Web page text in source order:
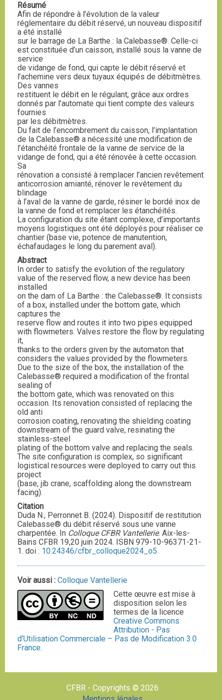
Résumé
Afin de répondre à l’évolution de la valeur
réglementaire du débit réservé, un nouveau dispositif
a été installé
sur le barrage de La Barthe : la Calebasse®. Celle-ci
est constituée d’un caisson, installé sous la vanne de
service
de vidange de fond, qui capte le débit réservé et
l’achemine vers deux tuyaux équipés de débitmètres.
Des vannes
restituent le débit en le régulant, grâce aux ordres
donnés par l’automate qui tient compte des valeurs
fournies
par les débitmètres.
Du fait de l’encombrement du caisson, l’implantation
de la Calebasse® a nécessité une modification de
l’étanchéité frontale de la vanne de service de la
vidange de fond, qui a été rénovée à cette occasion.
Sa
rénovation a consisté à remplacer l’ancien revêtement
anticorrosion amianté, rénover le revêtement du
blindage
à l’aval de la vanne de garde, résiner le bordé inox de
la vanne de fond et remplacer les étanchéités.
La configuration du site étant complexe, d’importants
moyens logistiques ont été déployés pour réaliser ce
chantier (base vie, potence de manutention,
échafaudages le long du parement aval).
Abstract
In order to satisfy the evolution of the regulatory
value of the reserved flow, a new device has been
installed
on the dam of La Barthe : the Calebasse®. It consists
of a box, installed under the bottom gate, which
captures the
reserve flow and routes it into two pipes equipped
with flowmeters. Valves restore the flow by regulating
it,
thanks to the orders given by the automaton that
considers the values provided by the flowmeters.
Due to the size of the box, the installation of the
Calebasse® required a modification of the frontal
sealing of
the bottom gate, which was renovated on this
occasion. Its renovation consisted of replacing the
old anti
corrosion coating, renovating the shielding coating
downstream of the guard valve, resinating the
stainless-steel
plating of the bottom valve and replacing the seals.
The site configuration is complex, so significant
logistical resources were deployed to carry out this
project
(base, jib crane, scaffolding along the downstream
facing).
Citation
Duda N., Perronnet B. (2024). Dispositif de restitution
Calebasse® du débit réservé sous une vanne
charpentée. In Colloque CFBR Vantellerie. Aix-les-
Bains CFBR 19,20 juin 2024. ISBN 979-10-96371-21-
1. doi : 10.24346/cfbr_colloque2024_o5
Voir aussi : Colloque Vantellerie
Cette œuvre est mise à
disposition selon les
termes de la licence
Creative Commons
Attribution - Pas
d’Utilisation Commerciale – Pas de Modification 3.0
France.
CFBR - Copyrights © 2026